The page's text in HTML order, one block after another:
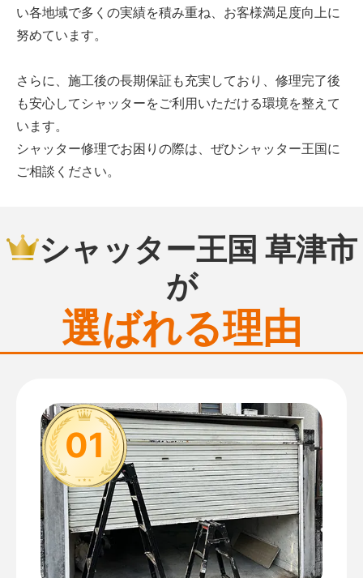
い各地域で多くの実績を積み重ね、お客様満足度向上に
努めています。
さらに、施工後の長期保証も充実しており、修理完了後
も安心してシャッターをご利用いただける環境を整えて
います。
シャッター修理でお困りの際は、ぜひシャッター王国に
ご相談ください。
シャッター王国 草津市
が
選ばれる理由
01